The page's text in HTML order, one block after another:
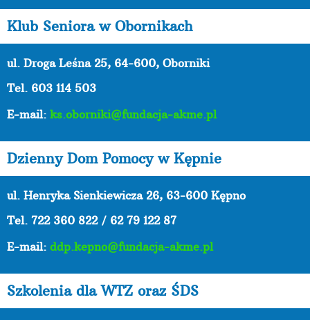
Klub Seniora w Obornikach
ul. Droga Leśna 25, 64-600, Oborniki
Tel. 603 114 503
E-mail: ks.oborniki@fundacja-akme.pl
Dzienny Dom Pomocy w Kępnie
ul. Henryka Sienkiewicza 26, 63-600 Kępno
Tel. 722 360 822 / 62 79 122 87
E-mail: ddp.kepno@fundacja-akme.pl
Szkolenia dla WTZ oraz ŚDS